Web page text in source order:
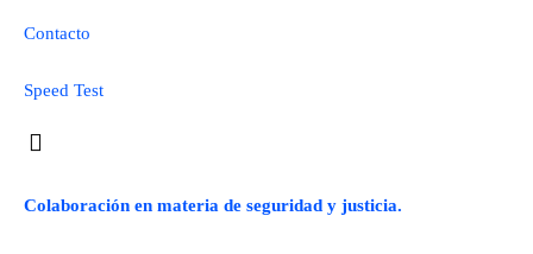
Contacto
Speed Test
Colaboración en materia de seguridad y justicia.